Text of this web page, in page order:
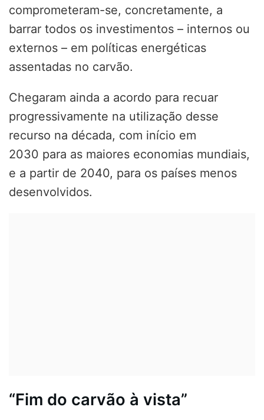
comprometeram-se, concretamente, a
barrar todos os investimentos – internos ou
externos – em políticas energéticas
assentadas no carvão.
Chegaram ainda a acordo para recuar
progressivamente na utilização desse
recurso na década, com início em
2030 para as maiores economias mundiais,
e a partir de 2040, para os países menos
desenvolvidos.
“Fim do carvão à vista”